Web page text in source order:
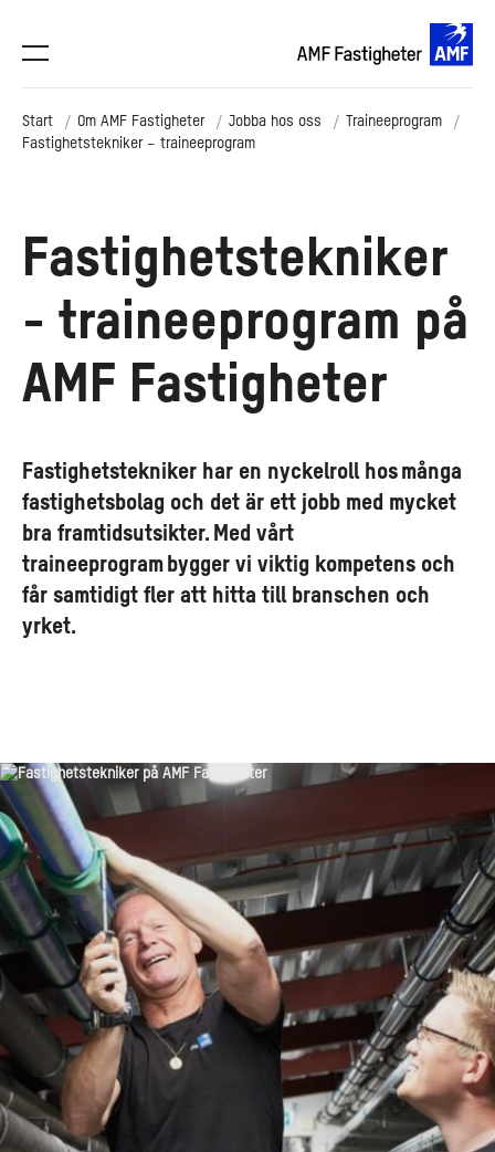
Start Om AMF Fastigheter Jobba hos oss
Traineeprogram
Fastighetstekniker – traineeprogram
Fastighetstekniker
- traineeprogram på
AMF Fastigheter
Fastighetstekniker har en nyckelroll hos många
fastighetsbolag och det är ett jobb med mycket
bra framtidsutsikter. Med vårt
traineeprogram bygger vi viktig kompetens och
får samtidigt fler att hitta till branschen och
yrket.